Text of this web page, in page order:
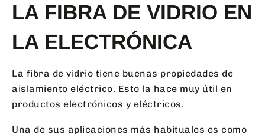
LA FIBRA DE VIDRIO EN
LA ELECTRÓNICA
La fibra de vidrio tiene buenas propiedades de
aislamiento eléctrico. Esto la hace muy útil en
productos electrónicos y eléctricos.
Una de sus aplicaciones más habituales es como